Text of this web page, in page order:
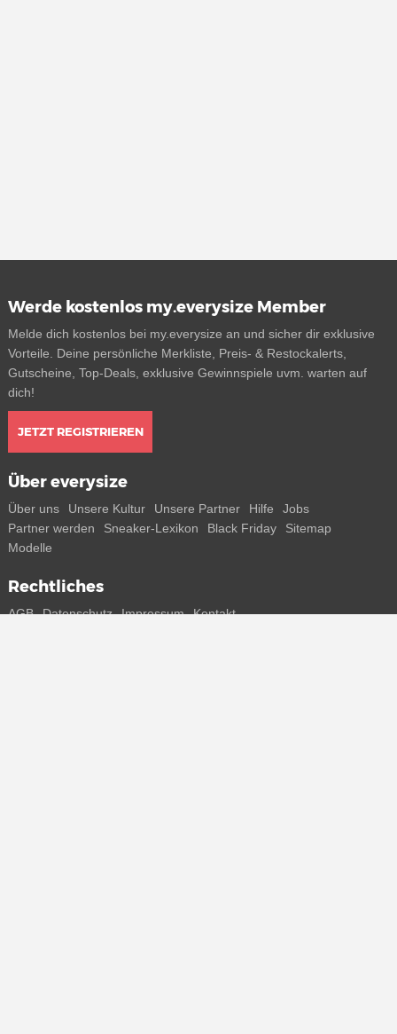
Werde kostenlos my.everysize Member
Melde dich kostenlos bei my.everysize an und sicher dir exklusive
Vorteile. Deine persönliche Merkliste, Preis- & Restockalerts,
Gutscheine, Top-Deals, exklusive Gewinnspiele uvm. warten auf
dich!
JETZT REGISTRIEREN
Über everysize
Über uns Unsere Kultur Unsere Partner Hilfe
Jobs
Partner werden
Sneaker-Lexikon Black Friday
Sitemap
Modelle
Rechtliches
AGB Datenschutz Impressum Kontakt